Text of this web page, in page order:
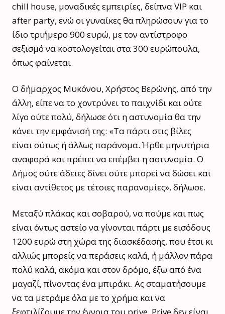
chill house, μοναδικές εμπειρίες, δείπνα VIP και
after party, ενώ οι γυναίκες θα πληρώσουν για το
ίδιο τριήμερο 900 ευρώ, με τον αντίστροφο
σεξισμό να κοστολογείται στα 300 ευρώπουλα,
όπως φαίνεται.
Ο δήμαρχος Μυκόνου, Χρήστος Βερώνης, από την
άλλη, είπε να το χοντρύνει το παιχνίδι και ούτε
λίγο ούτε πολύ, δήλωσε ότι η αστυνομία θα την
κάνει την εμφάνισή της: «Τα πάρτι στις βίλες
είναι ούτως ή άλλως παράνομα. Ήρθε μηνυτήρια
αναφορά και πρέπει να επέμβει η αστυνομία. Ο
Δήμος ούτε άδειες δίνει ούτε μπορεί να δώσει και
είναι αντίθετος με τέτοιες παρανομίες», δήλωσε.
Μεταξύ πλάκας και σοβαρού, να πούμε και πως
είναι όντως αστείο να γίνονται πάρτι με εισόδους
1200 ευρώ στη χώρα της διασκέδασης, που έτσι κι
αλλιώς μπορείς να περάσεις καλά, ή μάλλον πάρα
πολύ καλά, ακόμα και στον δρόμο, έξω από ένα
μαγαζί, πίνοντας ένα μπιράκι. Ας σταματήσουμε
να τα μετράμε όλα με το χρήμα και να